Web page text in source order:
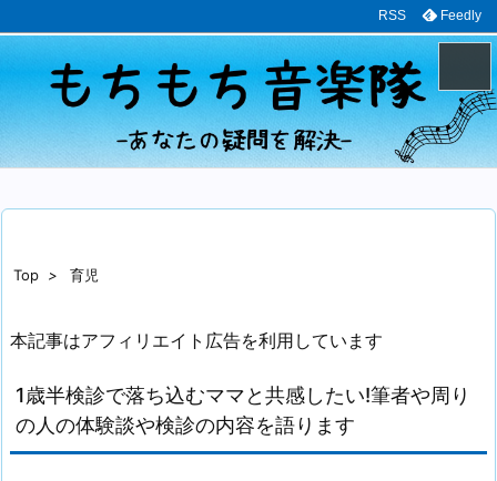
メニュ
RSS Feedly
Top > 育児
本記事はアフィリエイト広告を利用しています
1歳半検診で落ち込むママと共感したい!筆者や周り
の人の体験談や検診の内容を語ります